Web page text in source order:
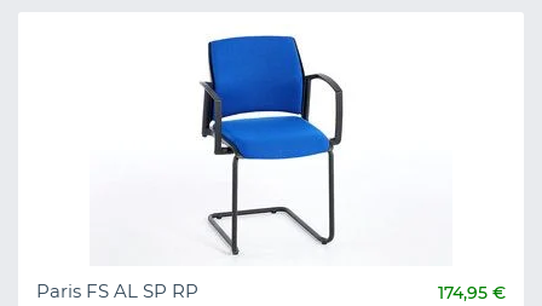
Paris FS AL SP RP 174,95 €